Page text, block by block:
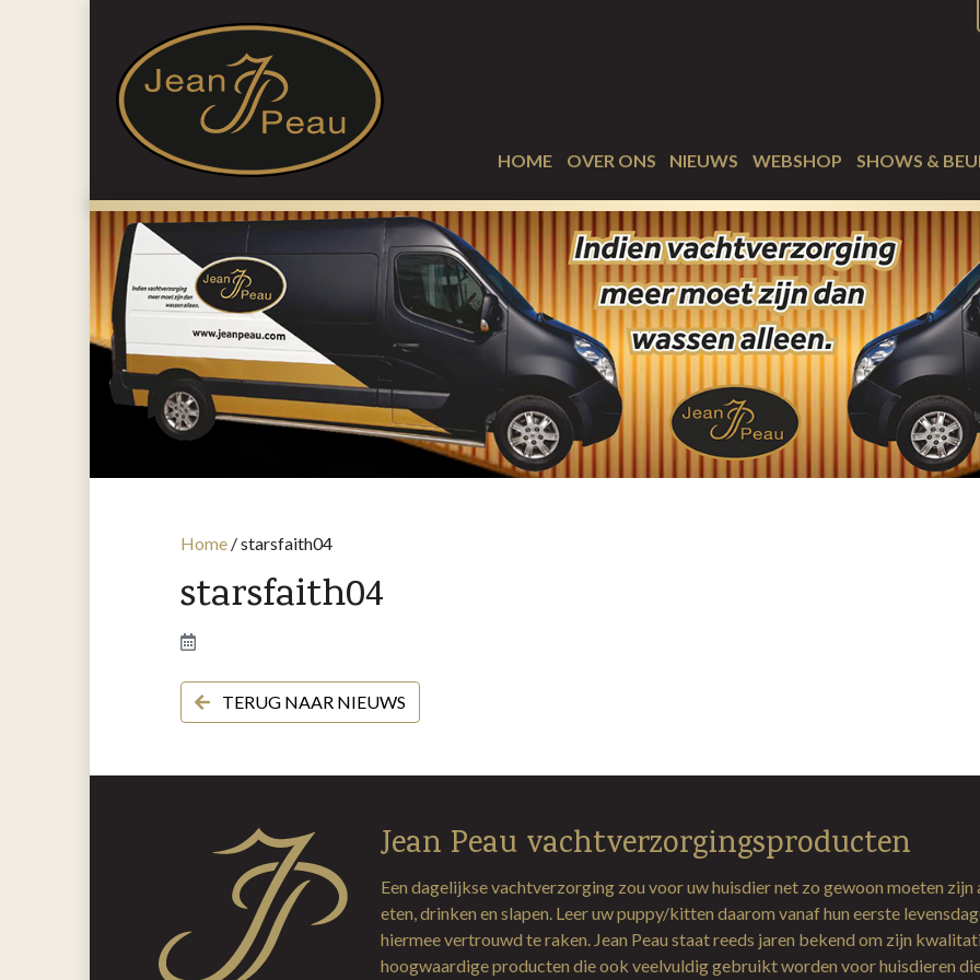
HOME OVER ONS NIEUWS WEBSHOP SHOWS &
Home /starsfaith04
starsfaith04
TERUG NAAR NIEUWS
Jean Peau vachtverzorgingsproducten
Een dagelijkse vachtverzorging zou voor uw huisdier net zo gewoon moeten zijn
eten, drinken en slapen. Leer uw puppy/kitten daarom vanaf hun eerste
hiermee vertrouwd te raken. Jean Peau staat reeds jaren bekend om zijn
hoogwaardige producten die ook veelvuldig gebruikt worden voor huisdieren